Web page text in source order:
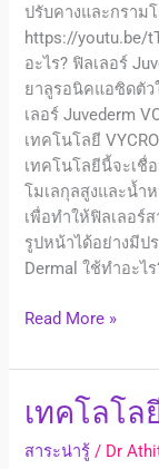
ปรับคางและกราม
https://youtu.be/
อะไร? ฟิลเลอร์
ยาลูรอนิคแอซิดตัว
เลอร์ Juvederm
เทคโนโลยี
เทคโนโลยีนี้จะเชื่
โมเลกุลสูงและน้ำ
เพื่อทำให้ฟิลเลอร์
รูปหน้าได้อย่างมีป
Dermal ใช้ทำอะไ
Read More »
เทคโลโล
สาระน่ารู้ / Dr
เทค
ยี